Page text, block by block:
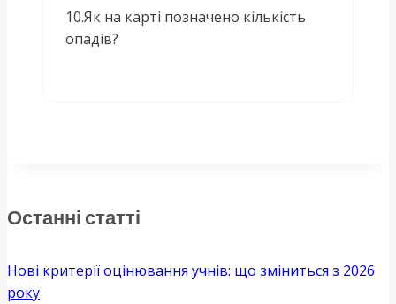
10.Як на карті позначено кількість
опадів?
Останні статті
Нові критерії оцінювання учнів: що зміниться з 2026
року